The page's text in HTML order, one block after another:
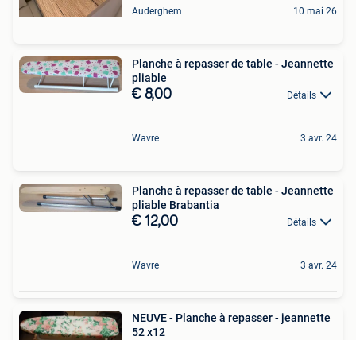
Auderghem 10 mai 26
Planche à repasser de table - Jeannette
pliable
€ 8,00 Détails
Wavre 3 avr. 24
Planche à repasser de table - Jeannette
pliable Brabantia
€ 12,00 Détails
Wavre 3 avr. 24
NEUVE - Planche à repasser - jeannette
52 x12